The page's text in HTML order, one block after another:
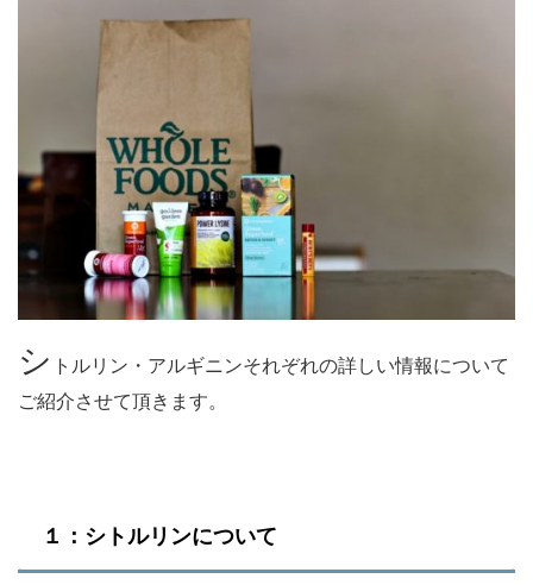
シ トルリン・アルギニンそれぞれの詳しい情報について
ご紹介させて頂きます。
１：シトルリンについて